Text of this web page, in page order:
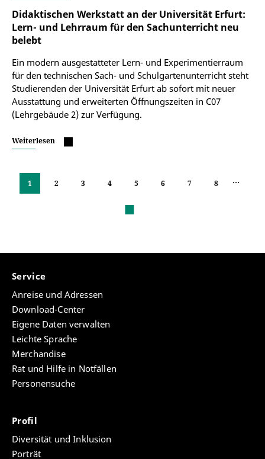
Didaktischen Werkstatt an der Universität Erfurt:
Lern- und Lehrraum für den Sachunterricht neu
belebt
Ein modern ausgestatteter Lern- und Experimentierraum
für den technischen Sach- und Schulgartenunterricht steht
Studierenden der Universität Erfurt ab sofort mit neuer
Ausstattung und erweiterten Öffnungszeiten in C07
(Lehrgebäude 2) zur Verfügung.
Weiterlesen
1 2 3 4 5 6 7 8 …
Service
Anreise und Adressen
Download-Center
Eigene Daten verwalten
Leichte Sprache
Merchandise
Rat und Hilfe in Notfällen
Personensuche
Profil
Diversität und Inklusion
Porträt